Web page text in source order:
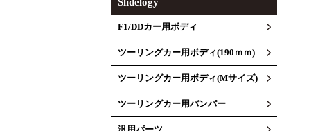
F1/DDカー用ボディ
ツーリングカー用ボディ(190ｍｍ)
ツーリングカー用ボディ(Mサイズ)
ツーリングカー用バンパー